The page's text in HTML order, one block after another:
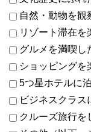
自然・動物を観
リゾート滞在を
グルメを満喫し
ショッピングを
5つ星ホテルに
ビジネスクラス
クルーズ旅行を